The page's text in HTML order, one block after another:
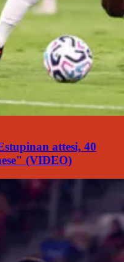
attesi, 40
(VIDEO)